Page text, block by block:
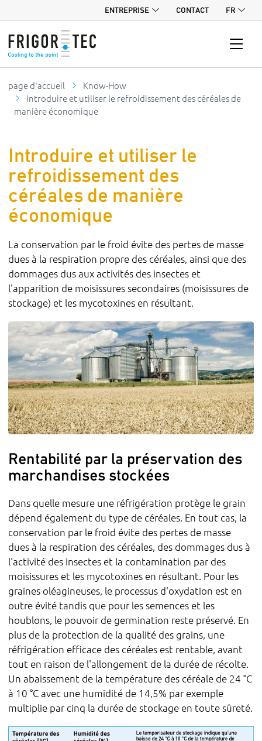
ENTREPRISE CONTACT FR
page d'accueil
Know-How
Introduire et utiliser le refroidissement des céréales de
manière économique
Introduire et utiliser le
refroidissement des
céréales de manière
économique
La conservation par le froid évite des pertes de masse
dues à la respiration propre des céréales, ainsi que des
dommages dus aux activités des insectes et
l'apparition de moisissures secondaires (moisissures de
stockage) et les mycotoxines en résultant.
Rentabilité par la préservation des
marchandises stockées
Dans quelle mesure une réfrigération protège le grain
dépend également du type de céréales. En tout cas, la
conservation par le froid évite des pertes de masse
dues à la respiration des céréales, des dommages dus à
l'activité des insectes et la contamination par des
moisissures et les mycotoxines en résultant. Pour les
graines oléagineuses, le processus d'oxydation est en
outre évité tandis que pour les semences et les
houblons, le pouvoir de germination reste préservé. En
plus de la protection de la qualité des grains, une
réfrigération efficace des céréales est rentable, avant
tout en raison de l'allongement de la durée de récolte.
Un abaissement de la température des céréale de 24 °C
à 10 °C avec une humidité de 14,5% par exemple
multiplie par cinq la durée de stockage en toute sûreté.